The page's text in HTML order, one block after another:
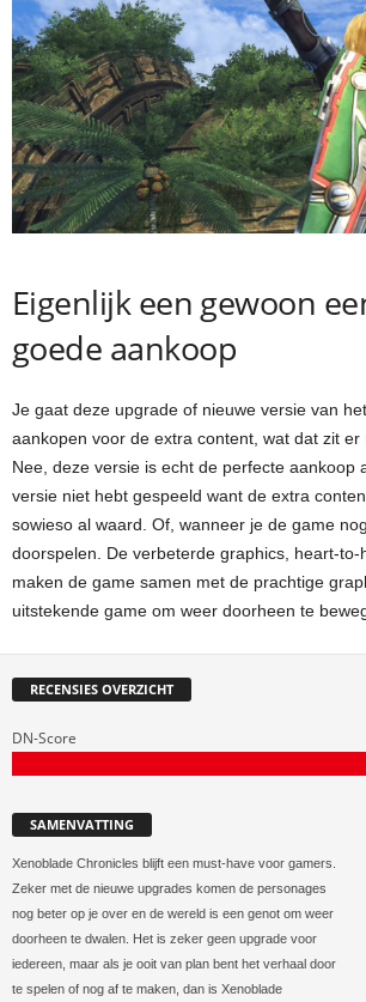
Eigenlijk een gewoon
goede aankoop
Je gaat deze upgrade of nieuwe versie van
aankopen voor de extra content, wat dat zit er
Nee, deze versie is echt de perfecte aankoop
versie niet hebt gespeeld want de extra
sowieso al waard. Of, wanneer je de game
doorspelen. De verbeterde graphics, heart-to-
maken de game samen met de prachtige
uitstekende game om weer doorheen te
RECENSIES OVERZICHT
DN-Score
SAMENVATTING
Xenoblade Chronicles blijft een must-have voor gamers.
Zeker met de nieuwe upgrades komen de personages
nog beter op je over en de wereld is een genot om weer
doorheen te dwalen. Het is zeker geen upgrade voor
iedereen, maar als je ooit van plan bent het verhaal door
te spelen of nog af te maken, dan is Xenoblade